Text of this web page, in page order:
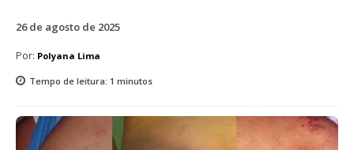
26 de agosto de 2025
Por: Polyana Lima
Tempo de leitura: 1 minutos